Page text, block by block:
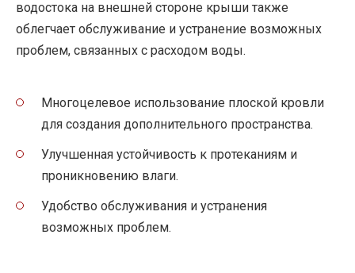
водостока на внешней стороне крыши также
облегчает обслуживание и устранение возможных
проблем, связанных с расходом воды.
Многоцелевое использование плоской кровли
для создания дополнительного пространства.
Улучшенная устойчивость к протеканиям и
проникновению влаги.
Удобство обслуживания и устранения
возможных проблем.